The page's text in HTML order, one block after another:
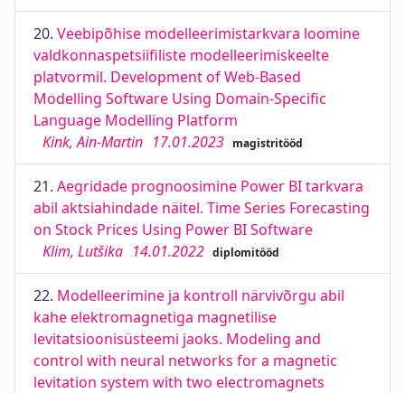
20. Veebipõhise modelleerimistarkvara loomine
valdkonnaspetsiifiliste modelleerimiskeelte
platvormil. Development of Web-Based
Modelling Software Using Domain-Specific
Language Modelling Platform
Kink, Ain-Martin 17.01.2023 magistritööd
21. Aegridade prognoosimine Power BI tarkvara
abil aktsiahindade näitel. Time Series Forecasting
on Stock Prices Using Power BI Software
Klim, Lutšika 14.01.2022 diplomitööd
22. Modelleerimine ja kontroll närvivõrgu abil
kahe elektromagnetiga magnetilise
levitatsioonisüsteemi jaoks. Modeling and
control with neural networks for a magnetic
levitation system with two electromagnets